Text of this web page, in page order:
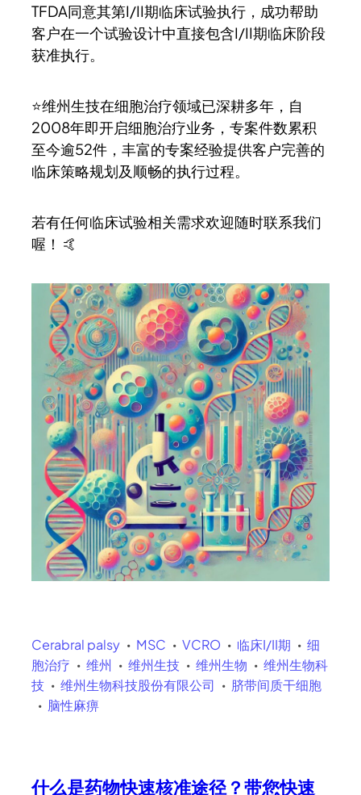
TFDA同意其第I/II期临床试验执行，成功帮助
客户在一个试验设计中直接包含I/II期临床阶段
获准执行。
⭐维州生技在细胞治疗领域已深耕多年，自
2008年即开启细胞治疗业务，专案件数累积
至今逾52件，丰富的专案经验提供客户完善的
临床策略规划及顺畅的执行过程。
若有任何临床试验相关需求欢迎随时联系我们
喔！ 🤙
Cerabral palsy MSC VCRO 临床I/II期
细
胞治疗
维州 维州生技 维州生物
维州生物科
技
维州生物科技股份有限公司 脐带间质干细胞
脑性麻痹
什么是药物快速核准途径？带您快速